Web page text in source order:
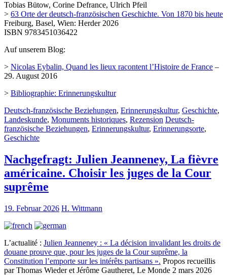
Tobias Bütow, Corine Defrance, Ulrich Pfeil
> 63 Orte der deutsch-französischen Geschichte. Von 1870 bis heute
Freiburg, Basel, Wien: Herder 2026
ISBN 9783451036422
Auf unserem Blog:
> Nicolas Eybalin, Quand les lieux racontent l’Histoire de France –
29. August 2016
> Bibliographie: Erinnerungskultur
Deutsch-französische Beziehungen, Erinnerungskultur, Geschichte,
Landeskunde, Monuments historiques, Rezension Deutsch-
französische Beziehungen, Erinnerungskultur, Erinnerungsorte,
Geschichte
Nachgefragt: Julien Jeanneney, La fièvre
américaine. Choisir les juges de la Cour
suprême
19. Februar 2026 H. Wittmann
L’actualité : Julien Jeanneney : « La décision invalidant les droits de
douane prouve que, pour les juges de la Cour suprême, la
Constitution l’emporte sur les intérêts partisans ». Propos recueillis
par Thomas Wieder et Jérôme Gautheret, Le Monde 2 mars 2026